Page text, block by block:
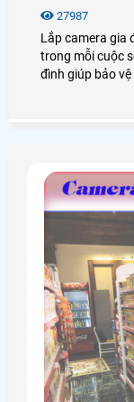
27987
Lắp camera gia
trong mỗi cuộc
đình giúp bảo